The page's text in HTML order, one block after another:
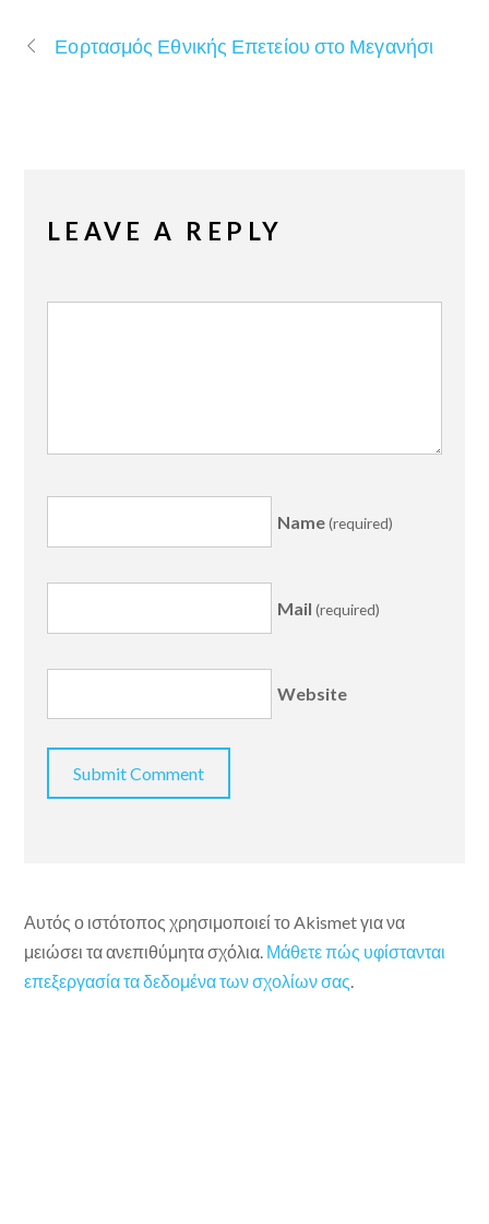
Εορτασμός Εθνικής Επετείου στο Μεγανήσι
LEAVE A REPLY
Name(required)
Mail (required)
Website
Αυτός ο ιστότοπος χρησιμοποιεί το Akismet για να
μειώσει τα ανεπιθύμητα σχόλια. Μάθετε πώς υφίστανται
επεξεργασία τα δεδομένα των σχολίων σας.